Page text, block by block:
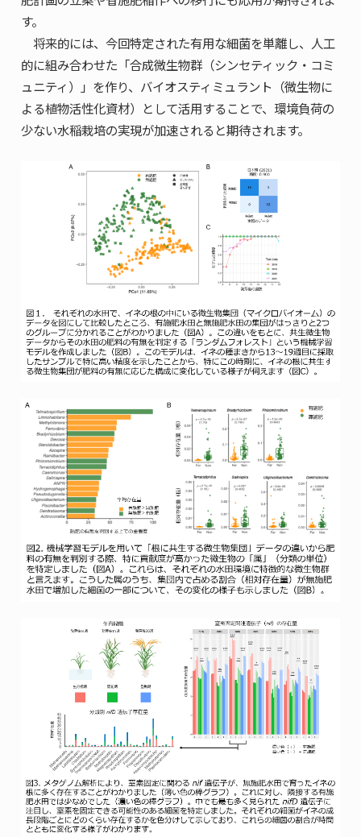
す。
将来的には、今回特定された有用な細菌を単離し、人工
的に組み合わせた「合成微生物群（シンセティック・コミ
ュニティ）」を作り、バイオスティミュラント（微生物に
よる植物活性化資材）として活用することで、環境負荷の
少ない水稲栽培の実現が加速されると期待されます。